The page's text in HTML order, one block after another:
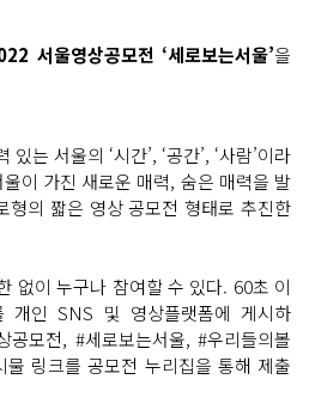
서울영상공모전 ‘세로보는서울’을
있는 서울의 ‘시간’, ‘공간’, ‘사람’이라
이 가진 새로운 매력, 숨은 매력을 발
형의 짧은 영상 공모전 형태로 추진한
없이 누구나 참여할 수 있다. 60초 이
개인 SNS 및 영상플랫폼에 게시하
공모전, #세로보는서울, #우리들의볼
링크를 공모전 누리집을 통해 제출